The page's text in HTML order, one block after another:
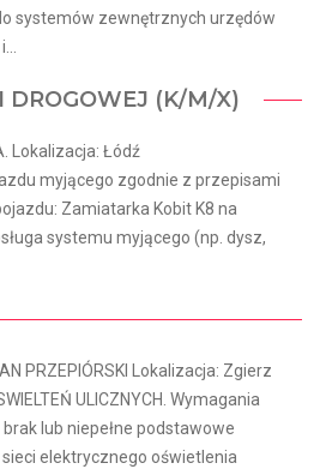
systemów zewnętrznych urzędów
DROGOWEJ (K/M/X)
Lokalizacja: Łódź
myjącego zgodnie z przepisami
Zamiatarka Kobit K8 na
systemu myjącego (np. dysz,
PRZEPIÓRSKI Lokalizacja: Zgierz
ULICZNYCH. Wymagania
lub niepełne podstawowe
elektrycznego oświetlenia